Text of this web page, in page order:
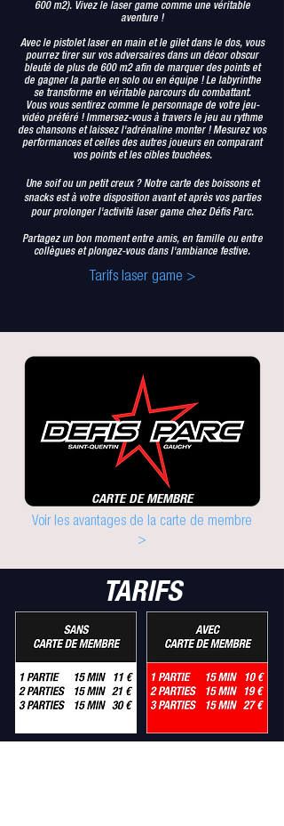
600 m2). Vivez le laser game comme une véritable
aventure !
Avec le pistolet laser en main et le gilet dans le dos, vous
pourrez tirer sur vos adversaires dans un décor obscur
bleuté de plus de 600 m2 afin de marquer des points et
de gagner la partie en solo ou en équipe ! Le labyrinthe
se transforme en véritable parcours du combattant.
Vous vous sentirez comme le personnage de votre jeu-
vidéo préféré ! Immersez-vous à travers le jeu au rythme
des chansons et laissez l'adrénaline monter ! Mesurez vos
performances et celles des autres joueurs en comparant
vos points et les cibles touchées.
Une soif ou un petit creux ?Notre carte des boissons et
snacks est à votre disposition avant et après vos parties
pour prolonger l'activité laser game chez Défis Parc.
Partagez un bon moment entre amis, en famille ou entre
collègues et plongez-vous dans l'ambiance festive.
Tarifs laser game >
CARTE DE MEMBRE
Voir les avantages de la carte de membre
>
TARIFS